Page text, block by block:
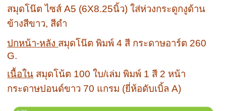
สมุดโน๊ต ไซส์ A5 (6X8.25นิ้ว) ใส่ห่วงกระดูกงูด้าน
ข้างสีขาว, สีดำ
ปกหน้า-หลัง สมุดโน๊ต พิมพ์ 4 สี กระดาษอาร์ต 260
G.
เนื้อใน สมุดโน้ต 100 ใบ/เล่ม พิมพ์ 1 สี 2 หน้า
กระดาษปอนด์ขาว 70 แกรม (ยี่ห้อดับเบิ้ล A)